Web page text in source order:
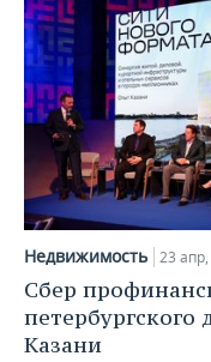
Недвижимость 23
Сбер
петербургского
Казани